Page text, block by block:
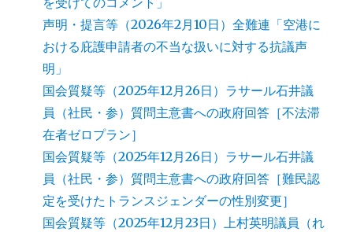
声明・提言等（2026年2月10日）全難連「空港に
おける庇護申請者の不当な扱いに対する抗議声
明」
国会質疑等（2025年12月26日）ラサール石井議
員（社民・参）質問主意書への政府回答［不法滞
在者ゼロプラン］
国会質疑等（2025年12月26日）ラサール石井議
員（社民・参）質問主意書への政府回答［難民認
定を受けたトランスジェンダーの性別変更］
国会質疑等（2025年12月23日）上村英明議員（れ